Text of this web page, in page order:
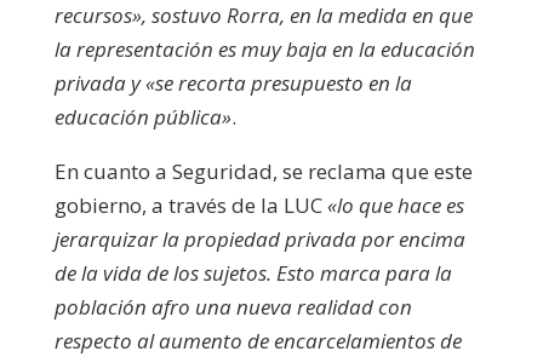
recursos», sostuvo Rorra, en la medida en que
la representación es muy baja en la educación
privada y «se recorta presupuesto en la
educación pública».
En cuanto a Seguridad, se reclama que este
gobierno, a través de la LUC«lo que hace es
jerarquizar la propiedad privada por encima
de la vida de los sujetos. Esto marca para la
población afro una nueva realidad con
respecto al aumento de encarcelamientos de